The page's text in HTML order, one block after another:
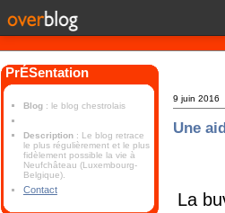
PrÉSentation
Blog : le blog chestrolais
Description : Le blog retrace
le plus régulièrement et le plus
fidèlement possible la vie à
Neufchâteau (Luxembourg-
Belgique).
Contact
9 juin 2016
Une
La